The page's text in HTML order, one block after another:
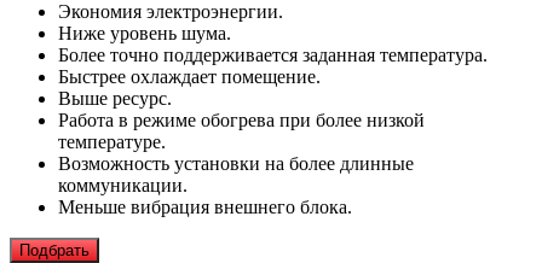
Экономия электроэнергии.
Ниже уровень шума.
Более точно поддерживается заданная температура.
Быстрее охлаждает помещение.
Выше ресурс.
Работа в режиме обогрева при более низкой
температуре.
Возможность установки на более длинные
коммуникации.
Меньше вибрация внешнего блока.
Подбрать